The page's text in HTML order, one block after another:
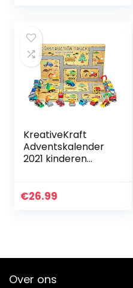
KreativeKraft
Adventskalender
2021 kinderen
€26.99
Over ons